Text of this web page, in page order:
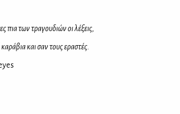
πια των τρα­γου­διών οι λέ­ξεις,
και σαν τους ερα­στές